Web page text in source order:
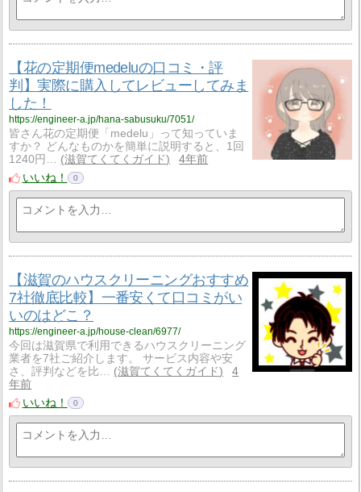
【花の定期便medeluの口コミ・評
判】実際に購入してレビューしてみま
した！
https://engineer-a.jp/hana-sabusuku/7051/
皆さん花の定期便「medelu」って知っていま
すか？ どんなものかを簡単に説明すると、1回
1240円…
滋賀てくてくガイド
4年前
いいね！
0
【滋賀のハウスクリーニングおすすめ
7社徹底比較】一番安くて口コミがい
いのはどこ？
https://engineer-a.jp/house-clean/6977/
今回は滋賀県で利用できるハウスクリーニング
業者を7社ご紹介します。 サービス内容や安
さ、評判などを比…
滋賀てくてくガイド
4
年前
いいね！
0